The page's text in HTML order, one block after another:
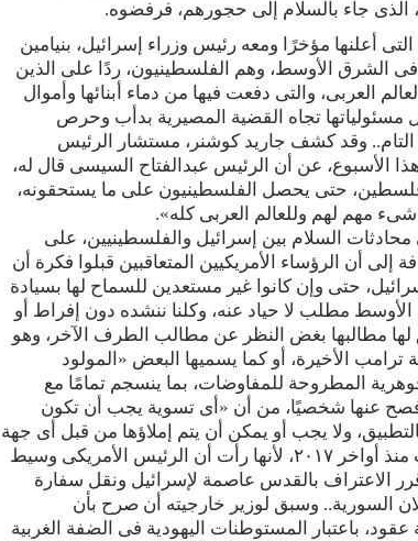
الذى جاء بالسلام إلى حجورهم، فرفضوه.
أعلنها مؤخرًا ومعه رئيس وزراء إسرائيل، بنيامين
الشرق الأوسط، وهم الفلسطينيون، ردًا على الذين
العربى، والتى دفعت فيها من دماء أبنائها وأموال
مسئولياتها تجاه القضية المصيرية بدأب وحرص
التام.. وقد كشف جاريد كوشنر، مستشار الرئيس
الأسبوع، عن أن الرئيس عبدالفتاح السيسى قال له،
حتى يحصل الفلسطينيون على ما يستحقونه،
مهم لهم وللعالم العربى كله».
السلام بين إسرائيل والفلسطينيين، على
إلى أن الرؤساء الأمريكيين المتعاقبين قبلوا فكرة أن
حتى وإن كانوا غير مستعدين للسماح لها بسيادة
مطلب لا حياد عنه، وكلنا ننشده دون إفراط أو
لها مطالبها بغض النظر عن مطالب الطرف الآخر، وهو
الأخيرة، أو كما يسميها البعض «المولود
المطروحة للمفاوضات، بما ينسجم تمامًا مع
أفصح عنها شخصيًا، من أن «أى تسوية يجب أن تكون
ولا يجب أو يمكن أن يتم إملاؤها من قبل أى جهة
خارجية»!، ولذا كانت القطيعة الفلسطينية لإدارة ترامب منذ أواخر ٢٠١٧، لأنها رأت أن الرئيس الأمريكى وسيط
الاعتراف بالقدس عاصمة لإسرائيل ونقل سفارة
السورية.. وسبق لوزير خارجيته أن صرح بأن
باعتبار المستوطنات اليهودية فى الضفة الغربية